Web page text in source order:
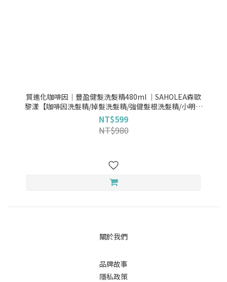
質進化咖啡因│豐盈健髮洗髮精480ml ｜SAHOLEA森歐
黎漾【咖啡因洗髮精/掉髮洗髮精/強健髮根洗髮精/小明星
大跟班節目介紹】
NT$599
NT$980
關於我們
品牌故事
隱私政策